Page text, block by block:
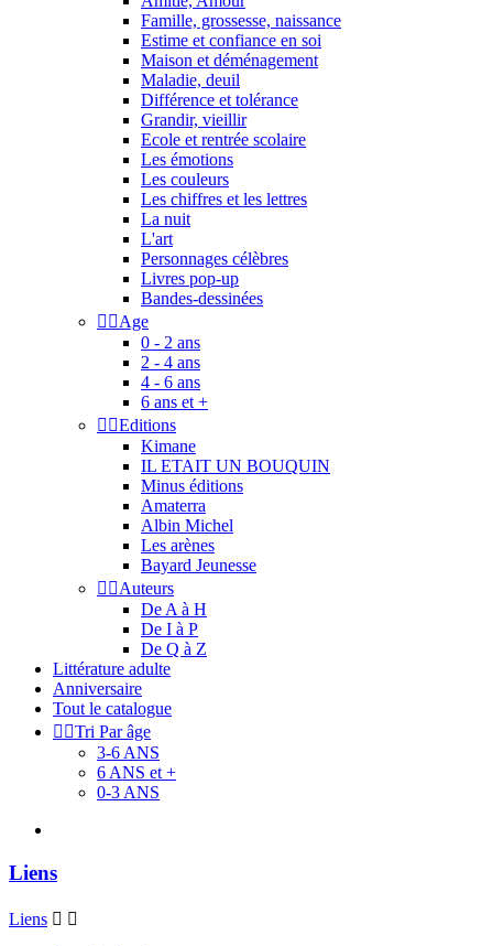
Famille, grossesse, naissance
Estime et confiance en soi
Maison et déménagement
Maladie, deuil
Différence et tolérance
Grandir, vieillir
Ecole et rentrée scolaire
Les émotions
Les couleurs
Les chiffres et les lettres
La nuit
L'art
Personnages célèbres
Livres pop-up
Bandes-dessinées
 Age
0 - 2 ans
2 - 4 ans
4 - 6 ans
6 ans et +
 Editions
Kimane
IL ETAIT UN BOUQUIN
Minus éditions
Amaterra
Albin Michel
Les arènes
Bayard Jeunesse
 Auteurs
De A à H
De I à P
De Q à Z
Littérature adulte
Anniversaire
Tout le catalogue
 Tri Par âge
3-6 ANS
6 ANS et +
0-3 ANS
Liens
Liens  